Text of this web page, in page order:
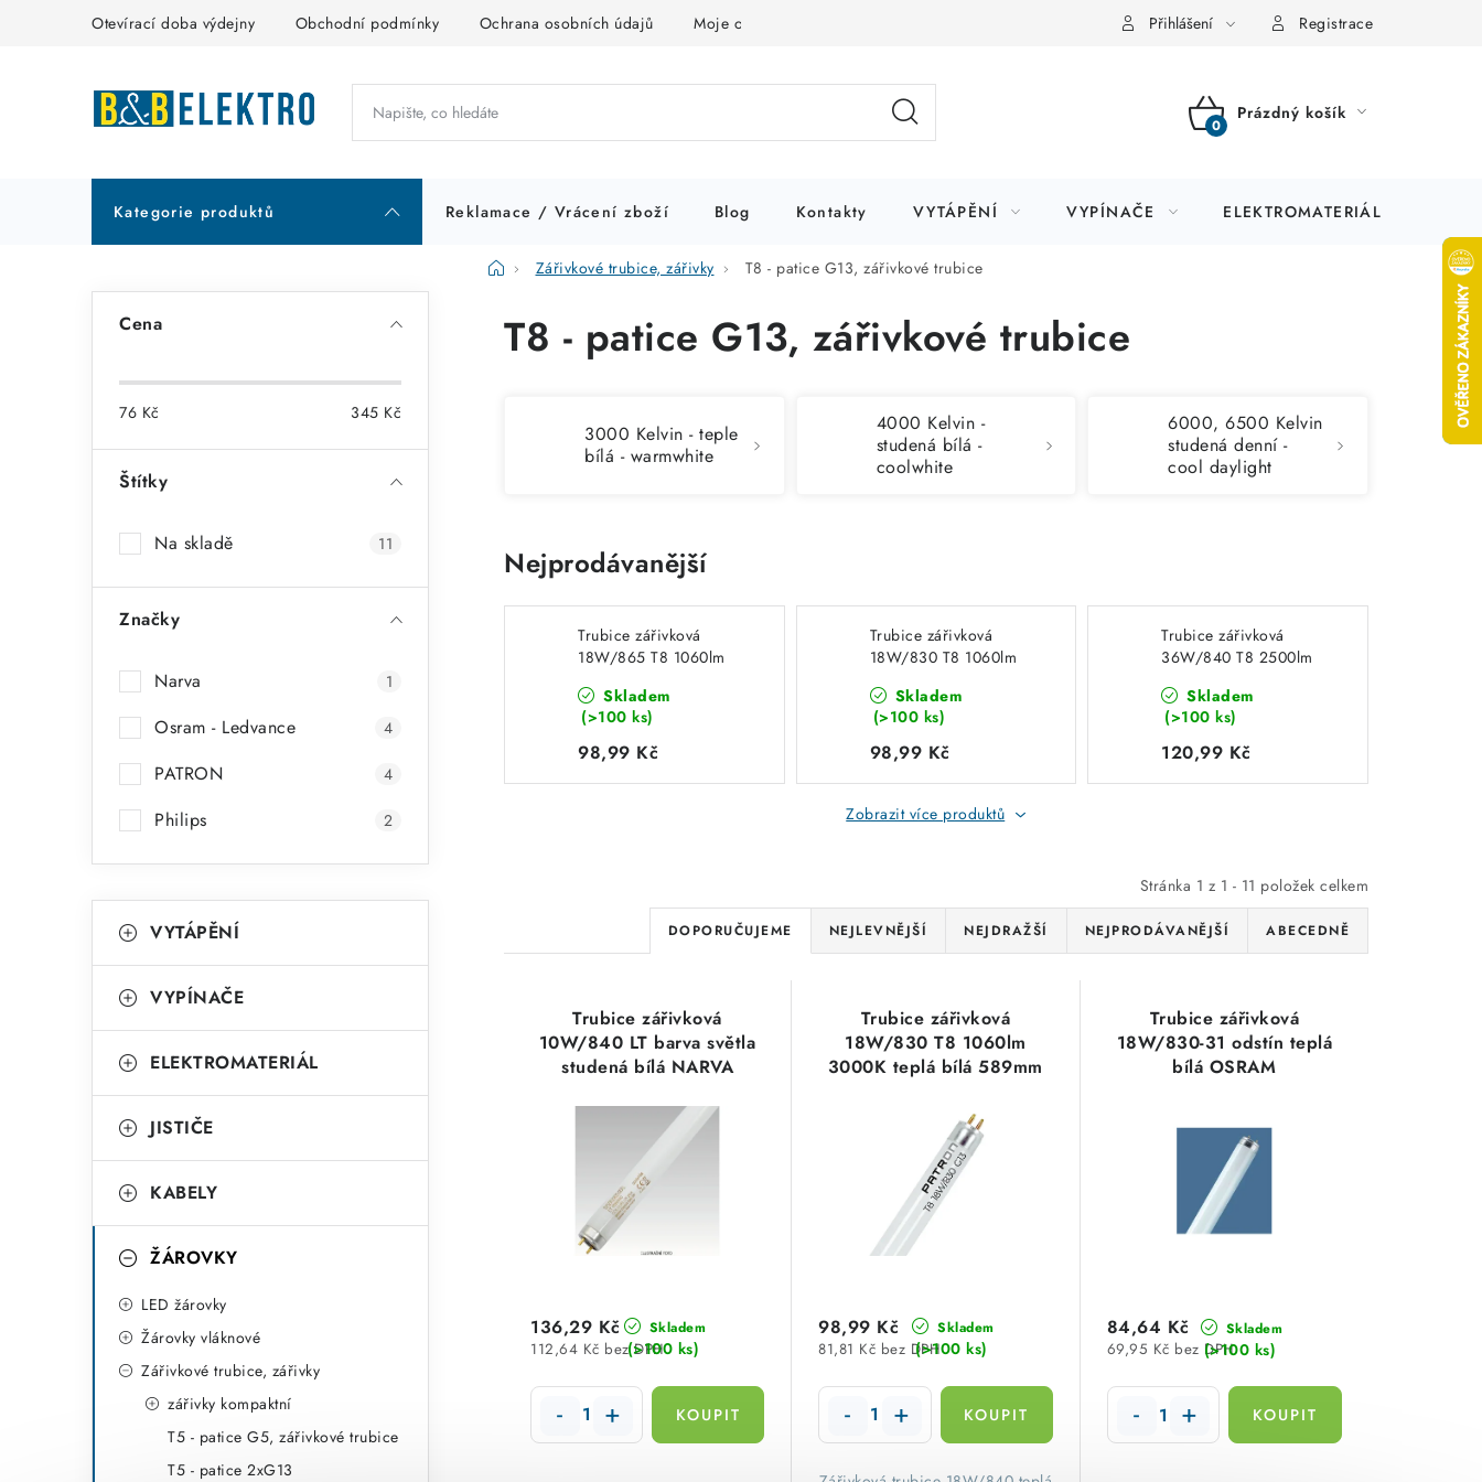
Otevírací doba výdejny Obchodní podmínky Ochrana osobních údajů Moje objednávka Přihlášení Registrace
NÁKUPNÍ
Prázdný košík
Kategorie produktů Reklamace / Vrácení zboží Blog Kontakty VYTÁPĚNÍ VYPÍNAČE ELEKTROMATERIÁL
DomůZářivkové trubice, zářivky T8 - patice G13, zářivkové trubice
t
n
l
Cena
76 Kč 345 Kč
Štítky
Na skladě 11
Značky
Narva 1
Osram - Ledvance 4
PATRON 4
Philips 2
kategorie
a
e
o
i
VYTÁPĚNÍ
VYPÍNAČE
ELEKTROMATERIÁL
JISTIČE
KABELY
ŽÁROVKY
LED žárovky
Žárovky vláknové
Zářivkové trubice, zářivky
zářivky kompaktní
T5 - patice G5, zářivkové trubice
T5 - patice 2xG13
T8 - patice G13, zářivkové trubice
3000 Kelvin - teple
bílá - warmwhite
4000 Kelvin -
studená bílá -
coolwhite
6000, 6500 Kelvin
studená denní -
cool daylight
Nejprodávanější
Trubice zářivková
18W/865 T8 1060lm
589mm PATRON
05763
Skladem
(>100 ks)
98,99 Kč
Trubice zářivková
18W/830 T8 1060lm
589mm PATRON
05761
Skladem
(>100 ks)
98,99 Kč
Trubice zářivková
36W/840 T8 2500lm
1200mm PATRON
05770
Skladem
(>100 ks)
120,99 Kč
Zobrazit více produktů
Stránka 1 z 1 - 11 položek celkem
Ř
a
z
e
n
í
p
o
u
k
t
DOPORUČUJEME NEJLEVNĚJŠÍ NEJDRAŽŠÍ NEJPRODÁVANĚJŠÍ ABECEDNĚ
Trubice zářivková
10W/840 LT barva světla
studená bílá NARVA
Skladem
(>100 ks)
112,64 Kč bez DPH
136,29 Kč
Trubice zářivková
18W/830 T8 1060lm
3000K teplá bílá 589mm
Skladem
(>100 ks)
81,81 Kč bez DPH
98,99 Kč
Trubice zářivková
18W/830-31 odstín teplá
bílá OSRAM
Skladem
(>100 ks)
69,95 Kč bez DPH
84,64 Kč